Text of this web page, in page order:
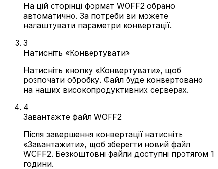
На цій сторінці формат WOFF2 обрано
автоматично. За потреби ви можете
налаштувати параметри конвертації.
3
Натисніть «Конвертувати»
Натисніть кнопку «Конвертувати», щоб
розпочати обробку. Файл буде конвертовано
на наших високопродуктивних серверах.
4
Завантажте файл WOFF2
Після завершення конвертації натисніть
«Завантажити», щоб зберегти новий файл
WOFF2. Безкоштовні файли доступні протягом 1
години.